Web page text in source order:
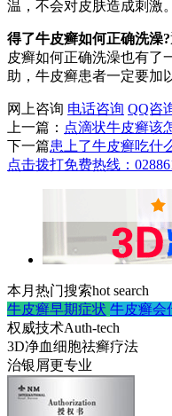
温，不会对皮肤造成刺激。
得了牛皮癣如何正确洗澡?
皮癣如何正确洗澡也有了
助，牛皮癣患者一定要加
网上咨询 电话咨询 QQ咨
上一篇： 点滴状牛皮癣该
下一篇患上了牛皮癣吃什
点击拨打免费热线：
本月热门搜索hot search
牛皮癣早期症状 牛皮癣会
权威技术Auth-tech
3D净血细胞祛癣疗法
治银屑更专业